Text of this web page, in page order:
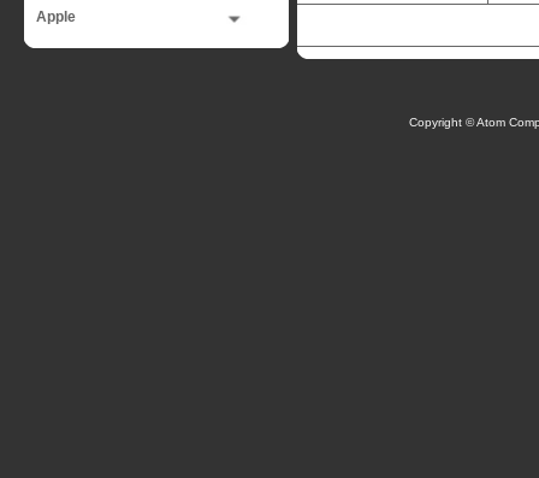
Apple
Copyright © Atom